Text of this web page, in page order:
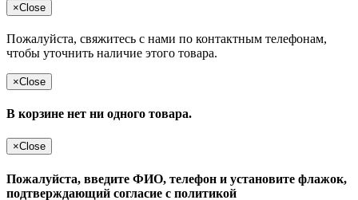
×Close
Пожалуйста, свяжитесь с нами по контактным телефонам,
чтобы уточнить наличие этого товара.
×Close
В корзине нет ни одного товара.
×Close
Пожалуйста, введите ФИО, телефон и установите флажок,
подтверждающий согласие с политикой